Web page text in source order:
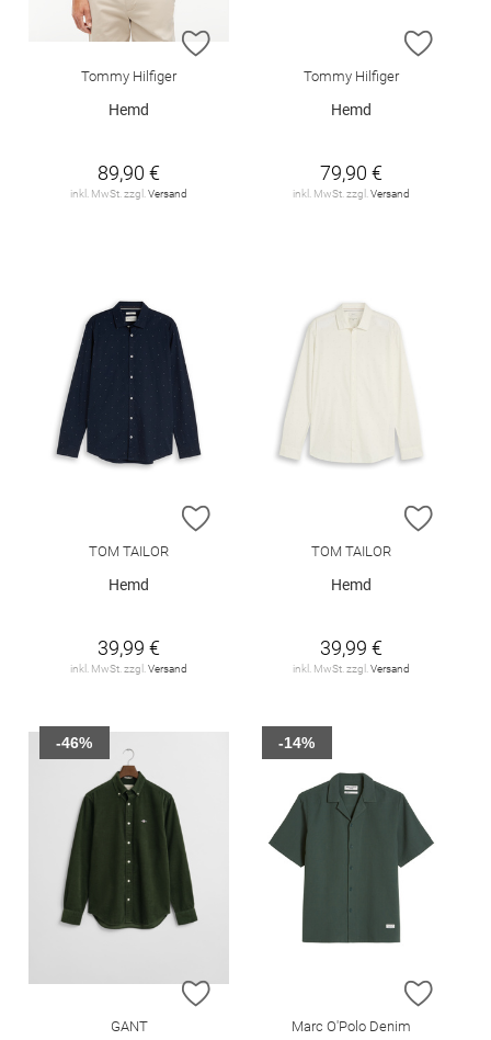
ZUR WUNSCHLISTE HINZUFÜGEN
Tommy Hilfiger
Hemd
89,90 €
inkl. MwSt. zzgl. Versand
ZUR
Tommy Hilfiger
Hemd
79,90 €
inkl. MwSt. zzgl. Versand
ZUR WUNSCHLISTE HINZUFÜGEN
TOM TAILOR
Hemd
39,99 €
inkl. MwSt. zzgl. Versand
ZUR
TOM TAILOR
Hemd
39,99 €
inkl. MwSt. zzgl. Versand
ZUR WUNSCHLISTE HINZUFÜGEN
GANT
-46%
ZUR
Marc O'Polo Denim
-14%